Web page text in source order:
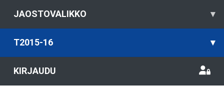
JAOSTOVALIKKO ▾
T2015-16 ▾
KIRJAUDU